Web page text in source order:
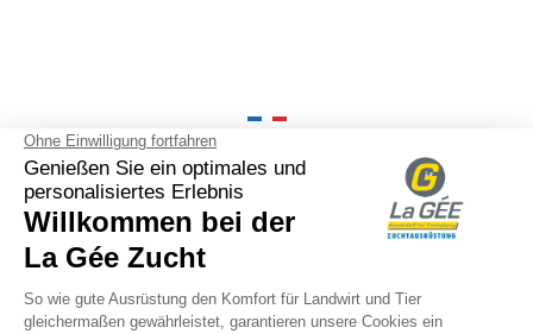
Zurück
arrow_back
100% französische
Anfertigung und
Markennamen